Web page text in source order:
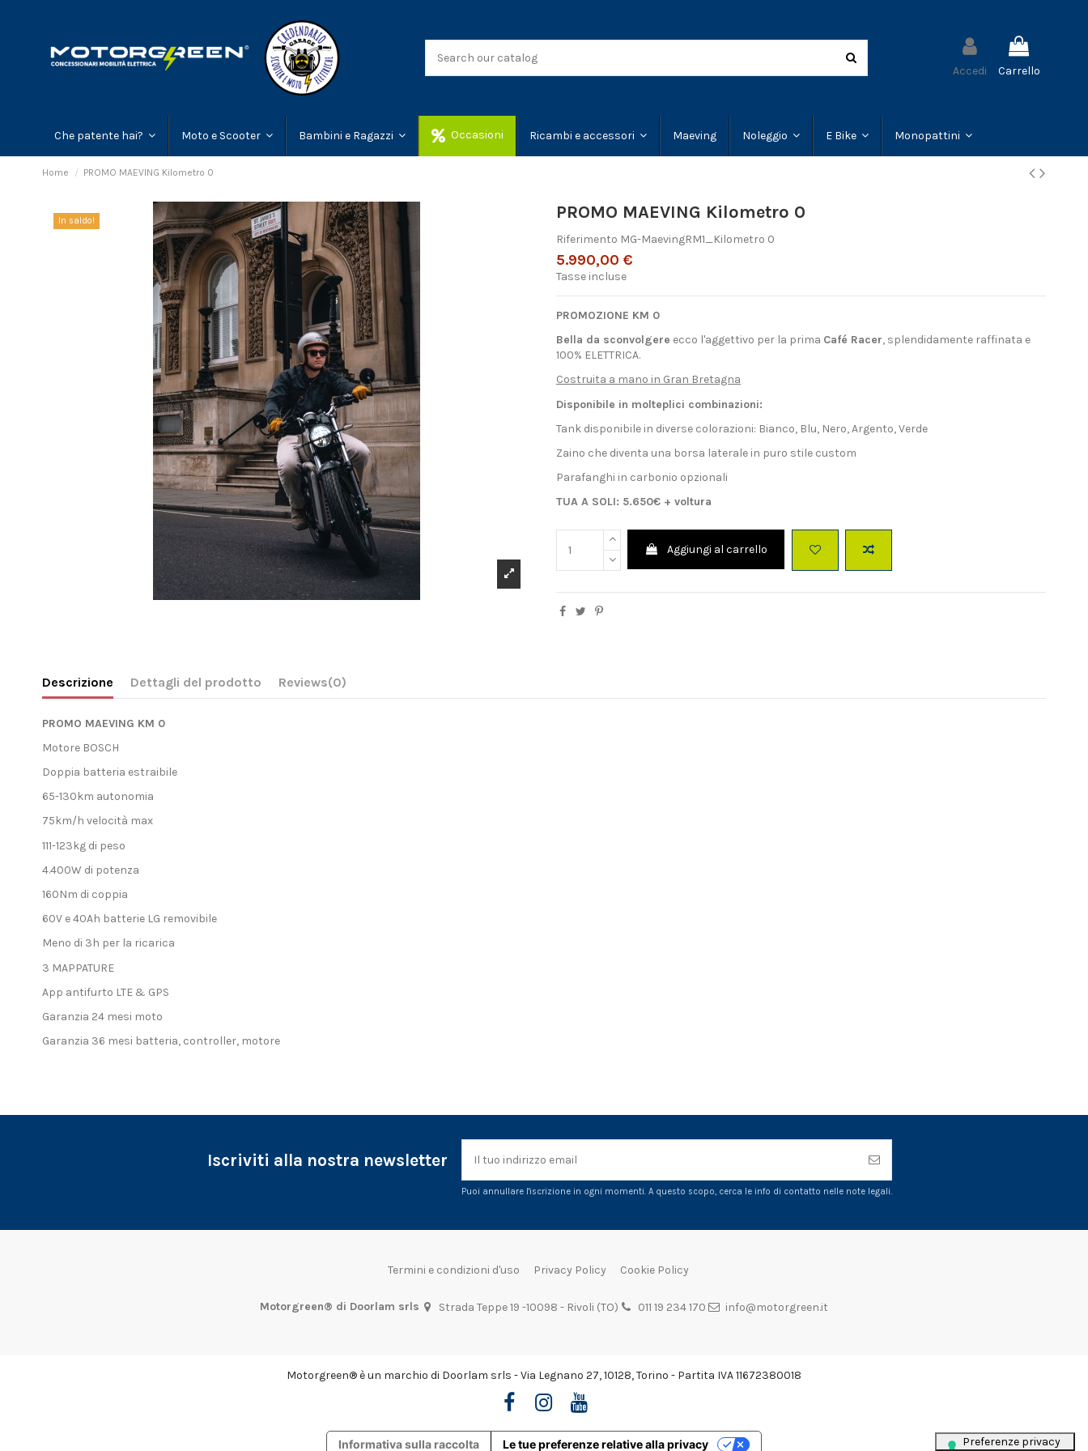
Accedi Carrello
Che patente hai? Moto e Scooter Bambini e Ragazzi Occasioni Ricambi e accessori Maeving Noleggio E Bike Monopattini
Home PROMO MAEVING Kilometro 0
In saldo! PROMO MAEVING Kilometro 0
Riferimento MG-MaevingRM1_Kilometro 0
5.990,00 €
Tasse incluse
PROMOZIONE KM 0
Bella da sconvolgere ecco l'aggettivo per la prima Café Racer, splendidamente raffinata e
100% ELETTRICA.
Costruita a mano in Gran Bretagna
Disponibile in molteplici combinazioni:
Tank disponibile in diverse colorazioni: Bianco, Blu, Nero, Argento, Verde
Zaino che diventa una borsa laterale in puro stile custom
Parafanghi in carbonio opzionali
TUA A SOLI: 5.650€ + voltura
Aggiungi al carrello
Descrizione Dettagli del prodotto Reviews(0)
PROMO MAEVING KM 0
Motore BOSCH
Doppia batteria estraibile
65-130km autonomia
75km/h velocità max
111-123kg di peso
4.400W di potenza
160Nm di coppia
60V e 40Ah batterie LG removibile
Meno di 3h per la ricarica
3 MAPPATURE
App antifurto LTE & GPS
Garanzia 24 mesi moto
Garanzia 36 mesi batteria, controller, motore
Iscriviti alla nostra newsletter
Puoi annullare l'iscrizione in ogni momenti. A questo scopo, cerca le info di contatto nelle note legali.
Termini e condizioni d'uso Privacy Policy Cookie Policy
Motorgreen® di Doorlam srls Strada Teppe 19 -10098 - Rivoli (TO) 011 19 234 170 info@motorgreen.it
Motorgreen® è un marchio di Doorlam srls - Via Legnano 27, 10128, Torino - Partita IVA 11672380018
Informativa sulla raccolta Le tue preferenze relative alla privacy